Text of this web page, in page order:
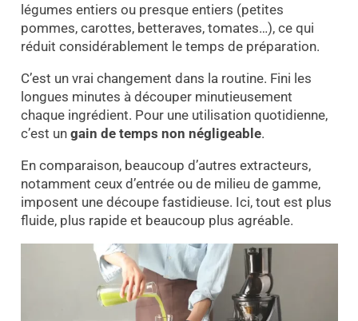
légumes entiers ou presque entiers (petites
pommes, carottes, betteraves, tomates…), ce qui
réduit considérablement le temps de préparation.
C’est un vrai changement dans la routine. Fini les
longues minutes à découper minutieusement
chaque ingrédient. Pour une utilisation quotidienne,
c’est un gain de temps non négligeable.
En comparaison, beaucoup d’autres extracteurs,
notamment ceux d’entrée ou de milieu de gamme,
imposent une découpe fastidieuse. Ici, tout est plus
fluide, plus rapide et beaucoup plus agréable.